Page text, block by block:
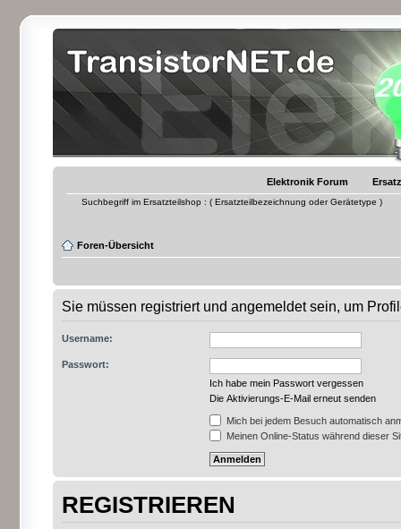
Elektronik Forum
Suchbegriff im Ersatzteilshop : ( Ersatzteilbezeichnung oder Gerätetype )
Foren-Übersicht
Sie müssen registriert und angemeldet sein, um
Username:
Passwort:
Ich habe mein Passwort vergessen
Die Aktivierungs-E-Mail erneut senden
Mich bei jedem Besuch automatisch
Meinen Online-Status während dieser
REGISTRIEREN